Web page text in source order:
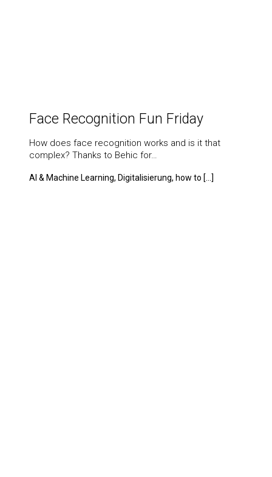
Face Recognition Fun Friday
How does face recognition works and is it that
complex? Thanks to Behic for…
AI & Machine Learning, Digitalisierung, how to [...]